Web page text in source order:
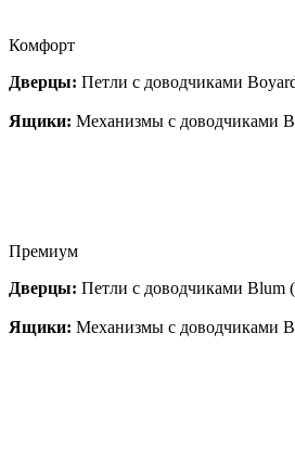
Комфорт
Дверцы: Петли с доводчиками
Ящики: Механизмы с доводчиками
Премиум
Дверцы: Петли с доводчиками Blum
Ящики: Механизмы с доводчиками